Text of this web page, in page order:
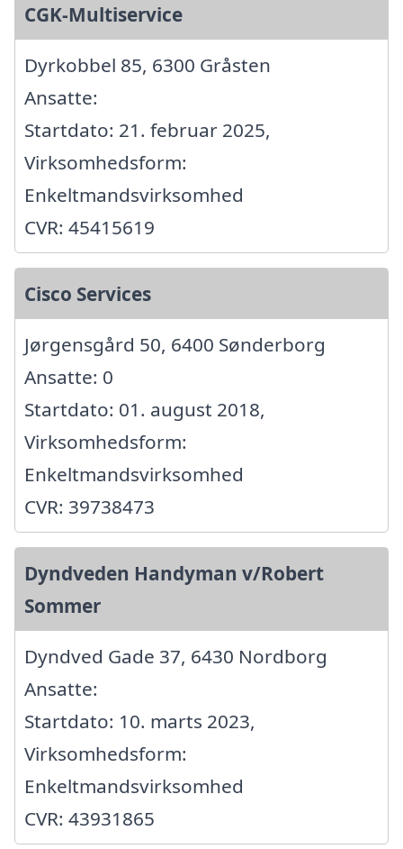
CGK-Multiservice
Dyrkobbel 85, 6300 Gråsten
Ansatte:
Startdato: 21. februar 2025,
Virksomhedsform:
Enkeltmandsvirksomhed
CVR: 45415619
Cisco Services
Jørgensgård 50, 6400 Sønderborg
Ansatte: 0
Startdato: 01. august 2018,
Virksomhedsform:
Enkeltmandsvirksomhed
CVR: 39738473
Dyndveden Handyman v/Robert
Sommer
Dyndved Gade 37, 6430 Nordborg
Ansatte:
Startdato: 10. marts 2023,
Virksomhedsform:
Enkeltmandsvirksomhed
CVR: 43931865